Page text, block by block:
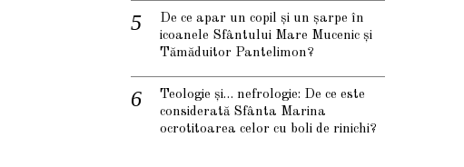
De ce apar un copil și un șarpe în
icoanele Sfântului Mare Mucenic și
Tămăduitor Pantelimon?
Teologie și… nefrologie: De ce este
considerată Sfânta Marina
ocrotitoarea celor cu boli de rinichi?